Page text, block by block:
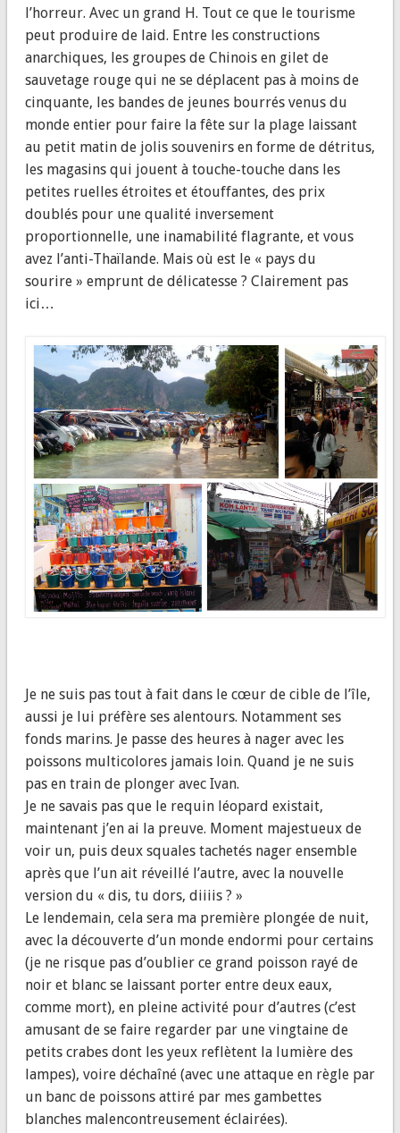
l’horreur. Avec un grand H. Tout ce que le tourisme
peut produire de laid. Entre les constructions
anarchiques, les groupes de Chinois en gilet de
sauvetage rouge qui ne se déplacent pas à moins de
cinquante, les bandes de jeunes bourrés venus du
monde entier pour faire la fête sur la plage laissant
au petit matin de jolis souvenirs en forme de détritus,
les magasins qui jouent à touche-touche dans les
petites ruelles étroites et étouffantes, des prix
doublés pour une qualité inversement
proportionnelle, une inamabilité flagrante, et vous
avez l’anti-Thaïlande. Mais où est le « pays du
sourire » emprunt de délicatesse ? Clairement pas
ici…
Je ne suis pas tout à fait dans le cœur de cible de l’île,
aussi je lui préfère ses alentours. Notamment ses
fonds marins. Je passe des heures à nager avec les
poissons multicolores jamais loin. Quand je ne suis
pas en train de plonger avec Ivan.
Je ne savais pas que le requin léopard existait,
maintenant j’en ai la preuve. Moment majestueux de
voir un, puis deux squales tachetés nager ensemble
après que l’un ait réveillé l’autre, avec la nouvelle
version du « dis, tu dors, diiiis ? »
Le lendemain, cela sera ma première plongée de nuit,
avec la découverte d’un monde endormi pour certains
(je ne risque pas d’oublier ce grand poisson rayé de
noir et blanc se laissant porter entre deux eaux,
comme mort), en pleine activité pour d’autres (c’est
amusant de se faire regarder par une vingtaine de
petits crabes dont les yeux reflètent la lumière des
lampes), voire déchaîné (avec une attaque en règle par
un banc de poissons attiré par mes gambettes
blanches malencontreusement éclairées).